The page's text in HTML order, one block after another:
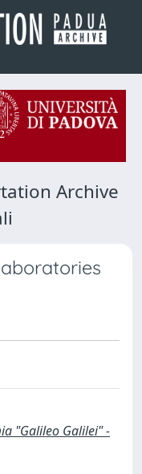
Archive
"Galileo Galilei" -